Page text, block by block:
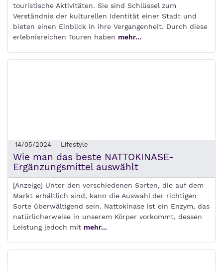
touristische Aktivitäten. Sie sind Schlüssel zum
Verständnis der kulturellen Identität einer Stadt und
bieten einen Einblick in ihre Vergangenheit. Durch diese
erlebnisreichen Touren haben mehr...
14/05/2024 Lifestyle
Wie man das beste NATTOKINASE-
Ergänzungsmittel auswählt
[Anzeige] Unter den verschiedenen Sorten, die auf dem
Markt erhältlich sind, kann die Auswahl der richtigen
Sorte überwältigend sein. Nattokinase ist ein Enzym, das
natürlicherweise in unserem Körper vorkommt, dessen
Leistung jedoch mit mehr...